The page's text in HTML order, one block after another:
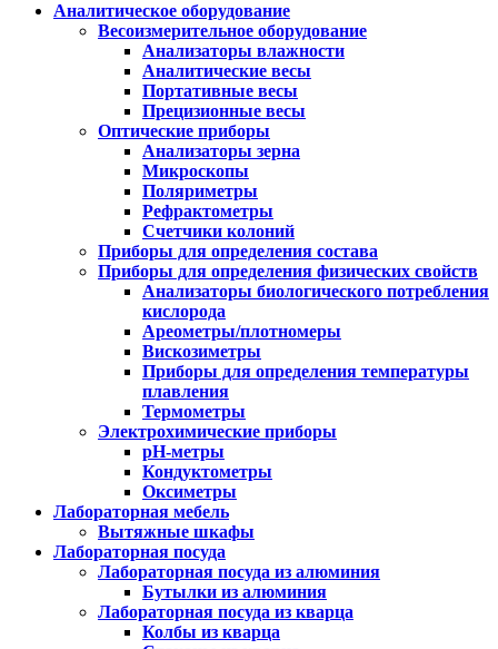
Аналитическое оборудование
Весоизмерительное оборудование
Анализаторы влажности
Аналитические весы
Портативные весы
Прецизионные весы
Оптические приборы
Анализаторы зерна
Микроскопы
Поляриметры
Рефрактометры
Счетчики колоний
Приборы для определения состава
Приборы для определения физических свойств
Анализаторы биологического потребления
кислорода
Ареометры/плотномеры
Вискозиметры
Приборы для определения температуры
плавления
Термометры
Электрохимические приборы
pH-метры
Кондуктометры
Оксиметры
Лабораторная мебель
Вытяжные шкафы
Лабораторная посуда
Лабораторная посуда из алюминия
Бутылки из алюминия
Лабораторная посуда из кварца
Колбы из кварца